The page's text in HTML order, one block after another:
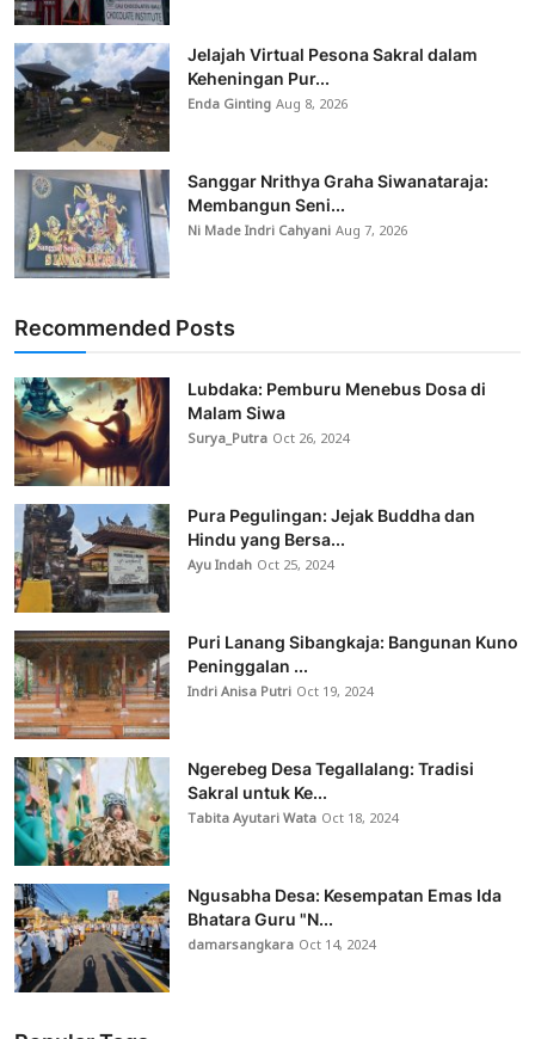
Jelajah Virtual Pesona Sakral dalam
Keheningan Pur...
Enda GintingAug 8, 2026
Sanggar Nrithya Graha Siwanataraja:
Membangun Seni...
Ni Made Indri CahyaniAug 7, 2026
Recommended Posts
Lubdaka: Pemburu Menebus Dosa di
Malam Siwa
Surya_Putra Oct 26, 2024
Pura Pegulingan: Jejak Buddha dan
Hindu yang Bersa...
Ayu Indah Oct 25, 2024
Puri Lanang Sibangkaja: Bangunan Kuno
Peninggalan ...
Indri Anisa Putri Oct 19, 2024
Ngerebeg Desa Tegallalang: Tradisi
Sakral untuk Ke...
Tabita Ayutari Wata Oct 18, 2024
Ngusabha Desa: Kesempatan Emas Ida
Bhatara Guru "N...
damarsangkara Oct 14, 2024